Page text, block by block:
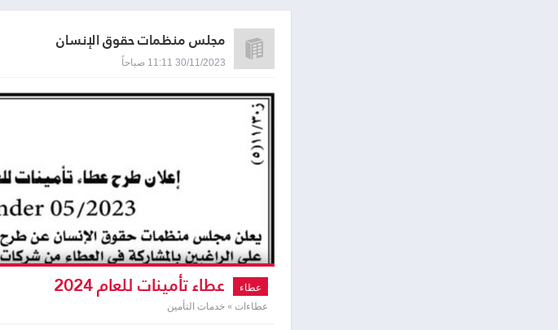
مجلس منظمات حقوق الإنسان
30/11/2023 11:11 صباحاً
عطاء عطاء تأمينات للعام 2024
عطاءات » خدمات التأمين